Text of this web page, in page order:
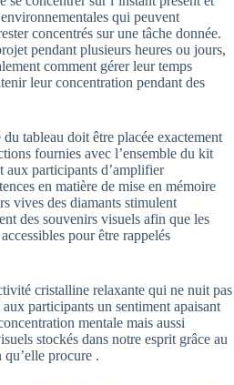
qui peuvent
concentrés sur une tâche donnée.
pendant plusieurs heures ou jours,
comment gérer leur temps
leur concentration pendant des
tableau doit être placée exactement
fournies avec l’ensemble du kit
aux participants d’amplifier
en matière de mise en mémoire
vives des diamants stimulent
des souvenirs visuels afin que les
pour être rappelés
cristalline relaxante qui ne nuit pas
participants un sentiment apaisant
mentale mais aussi
stockés dans notre esprit grâce au
qu’elle procure .